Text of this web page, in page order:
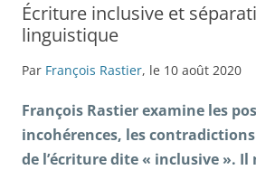
Écriture inclusive et
linguistique
Par François Rastier, le 10 août 2020
François Rastier examine les
incohérences, les
de l’écriture dite « inclusive ».